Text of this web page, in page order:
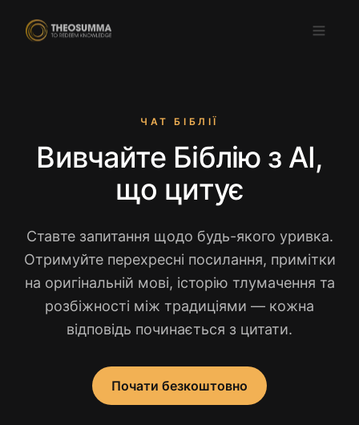
App Store Google Play
ЧАТ БІБЛІЇ
Вивчайте Біблію з AI,
що цитує
Ставте запитання щодо будь-якого уривка.
Отримуйте перехресні посилання, примітки
на оригінальній мові, історію тлумачення та
розбіжності між традиціями — кожна
відповідь починається з цитати.
Почати безкоштовно